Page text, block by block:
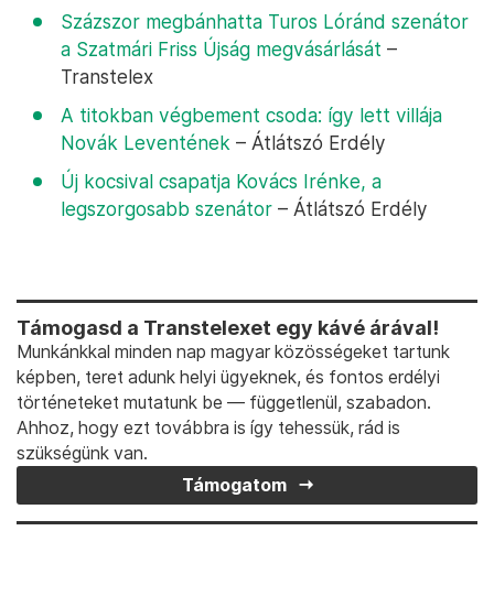
Százszor megbánhatta Turos Lóránd szenátor
a Szatmári Friss Újság megvásárlását –
Transtelex
A titokban végbement csoda: így lett villája
Novák Leventének – Átlátszó Erdély
Új kocsival csapatja Kovács Irénke, a
legszorgosabb szenátor – Átlátszó Erdély
Támogasd a Transtelexet egy kávé árával!
Munkánkkal minden nap magyar közösségeket tartunk
képben, teret adunk helyi ügyeknek, és fontos erdélyi
történeteket mutatunk be — függetlenül, szabadon.
Ahhoz, hogy ezt továbbra is így tehessük, rád is
szükségünk van.
Támogatom